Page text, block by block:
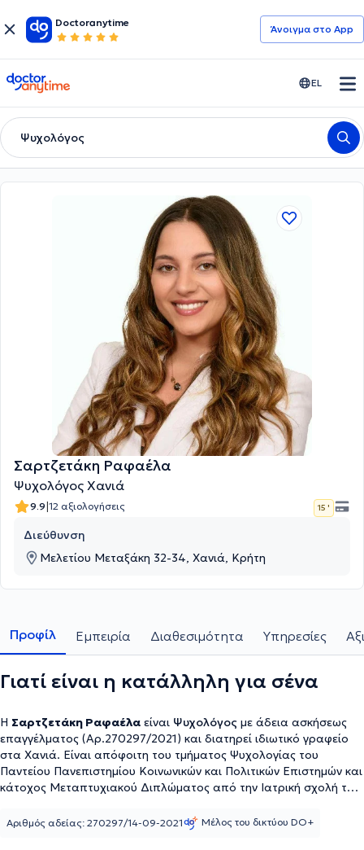
Doctoranytime
Άνοιγμα στο App
doctoranytime EL
Ψυχολόγος
Σαρτζετάκη Ραφαέλα
Ψυχολόγος Χανιά
9.9|12 αξιολογήσεις 15 '
Διεύθυνση
Μελετίου Μεταξάκη 32-34, Χανιά, Κρήτη
Προφίλ Εμπειρία Διαθεσιμότητα Υπηρεσίες
Γιατί είναι η κατάλληλη για σένα
Η Σαρτζετάκη Ραφαέλα είναι Ψυχολόγος με άδεια ασκήσεως
επαγγέλματος (Αρ.270297/2021) και διατηρεί ιδιωτικό γραφείο
στα Χανιά. Είναι απόφοιτη του τμήματος Ψυχολογίας του
Παντείου Πανεπιστημίου Κοινωνικών και Πολιτικών Επιστημών και
κάτοχος Μεταπτυχιακού Διπλώματος από την Ιατρική σχολή του
εξειδίκευση στηνΨυχική Υγεία και Ψυχιατρική Παιδιών και
Αριθμός αδείας: 270297/14-09-2021 Μέλος του δικτύου DO+